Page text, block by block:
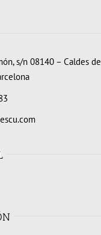
s/n 08140 – Caldes de